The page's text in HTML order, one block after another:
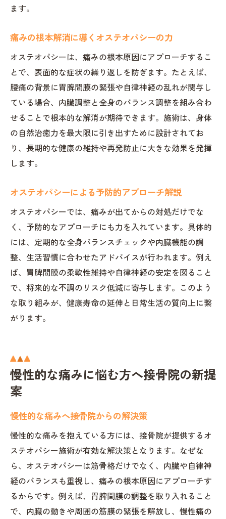
ます。
痛みの根本解消に導くオステオパシーの力
オステオパシーは、痛みの根本原因にアプローチするこ
とで、表面的な症状の繰り返しを防ぎます。たとえば、
腰痛の背景に胃脾間膜の緊張や自律神経の乱れが関与し
ている場合、内臓調整と全身のバランス調整を組み合わ
せることで根本的な解消が期待できます。施術は、身体
の自然治癒力を最大限に引き出すために設計されてお
り、長期的な健康の維持や再発防止に大きな効果を発揮
します。
オステオパシーによる予防的アプローチ解説
オステオパシーでは、痛みが出てからの対処だけでな
く、予防的なアプローチにも力を入れています。具体的
には、定期的な全身バランスチェックや内臓機能の調
整、生活習慣に合わせたアドバイスが行われます。例え
ば、胃脾間膜の柔軟性維持や自律神経の安定を図ること
で、将来的な不調のリスク低減に寄与します。このよう
な取り組みが、健康寿命の延伸と日常生活の質向上に繋
がります。
慢性的な痛みに悩む方へ接骨院の新提
案
慢性的な痛みへ接骨院からの解決策
慢性的な痛みを抱えている方には、接骨院が提供するオ
ステオパシー施術が有効な解決策となります。なぜな
ら、オステオパシーは筋骨格だけでなく、内臓や自律神
経のバランスも重視し、痛みの根本原因にアプローチす
るからです。例えば、胃脾間膜の調整を取り入れること
で、内臓の動きや周囲の筋膜の緊張を解放し、慢性痛の